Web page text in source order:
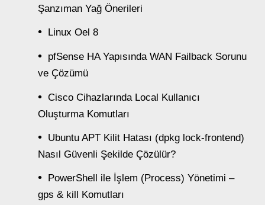
Şanzıman Yağ Önerileri
Linux Oel 8
pfSense HA Yapısında WAN Failback Sorunu
ve Çözümü
Cisco Cihazlarında Local Kullanıcı
Oluşturma Komutları
Ubuntu APT Kilit Hatası (dpkg lock-frontend)
Nasıl Güvenli Şekilde Çözülür?
PowerShell ile İşlem (Process) Yönetimi –
gps & kill Komutları